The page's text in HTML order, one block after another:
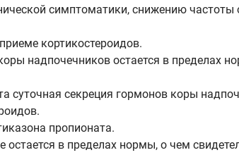
симптоматики, снижению частоты
кортикостероидов.
надпочечников остается в пределах
суточная секреция гормонов коры
пропионата.
в пределах нормы, о чем